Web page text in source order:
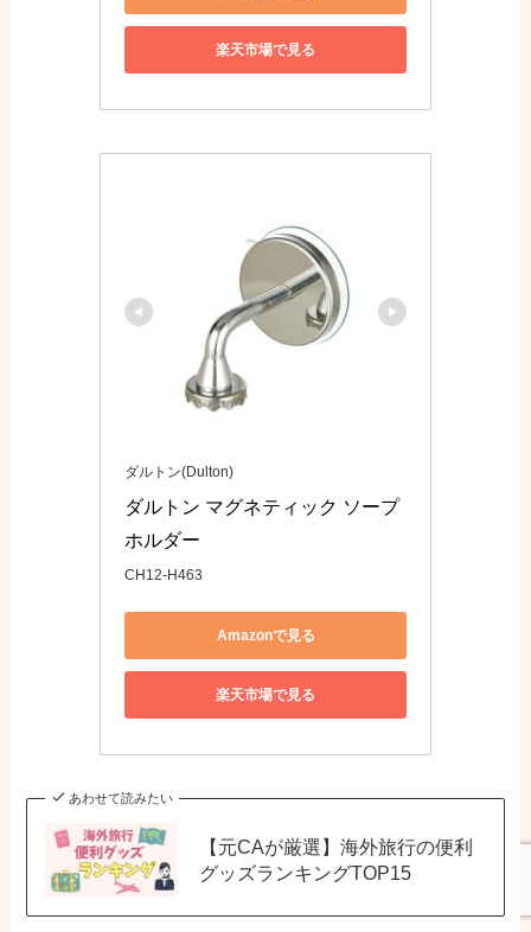
楽天市場で見る
ダルトン(Dulton)
ダルトン マグネティック ソープ
ホルダー
CH12-H463
Amazonで見る
楽天市場で見る
あわせて読みたい
【元CAが厳選】海外旅行の便利
グッズランキングTOP15